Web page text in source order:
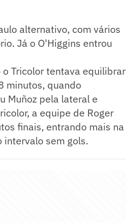
alternativo, com vários
Já o O'Higgins entrou
Tricolor tentava equilibrar
minutos, quando
Muñoz pela lateral e
a equipe de Roger
finais, entrando mais na
intervalo sem gols.